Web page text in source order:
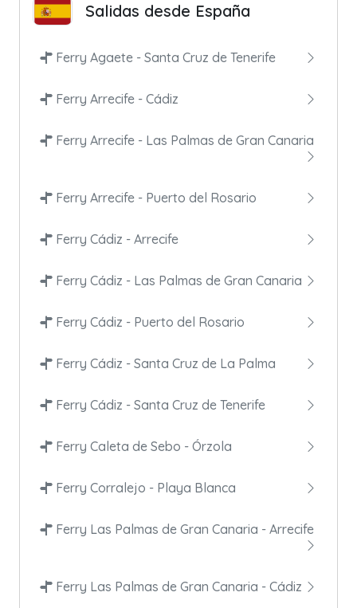
Salidas desde España
Ferry Agaete - Santa Cruz de Tenerife
Ferry Arrecife - Cádiz
Ferry Arrecife - Las Palmas de Gran Canaria
Ferry Arrecife - Puerto del Rosario
Ferry Cádiz - Arrecife
Ferry Cádiz - Las Palmas de Gran Canaria
Ferry Cádiz - Puerto del Rosario
Ferry Cádiz - Santa Cruz de La Palma
Ferry Cádiz - Santa Cruz de Tenerife
Ferry Caleta de Sebo - Órzola
Ferry Corralejo - Playa Blanca
Ferry Las Palmas de Gran Canaria - Arrecife
Ferry Las Palmas de Gran Canaria - Cádiz